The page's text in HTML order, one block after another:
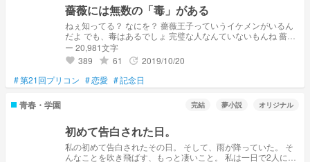
薔薇には無数の「毒」がある
ねぇ知ってる？ なにを？ 薔薇王子っていうイケメンがいるん
だよ でも、毒はあるでしょ 完璧な人なんていないもんね 薔薇
にも無数の毒がある
ー 20,981文字
favorite 389 grade 61 update 2019/10/20
#第21回プリコン #恋愛 #記念日
青春・学園 完結 夢小説 オリジナル
初めて告白された日。
私の初めて告白されたその日。 そして、雨が降っていた。 そ
んなことを吹き飛ばす、もっと凄いこと。 私は一日で2人に告